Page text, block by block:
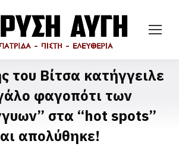
του Βίτσα κατήγγειλε
φαγοπότι των
στα “hot spots”
απολύθηκε!